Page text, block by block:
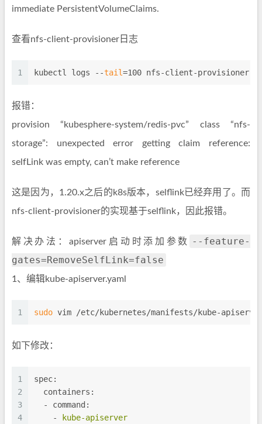
immediate PersistentVolumeClaims.
查看nfs-client-provisioner日志
1 kubectl logs --tail=100 nfs-client-provisioner-
报错：
provision “kubesphere-system/redis-pvc” class “nfs-
storage”: unexpected error getting claim reference:
selfLink was empty, can’t make reference
这是因为，1.20.x之后的k8s版本，selflink已经弃用了。而
nfs-client-provisioner的实现基于selflink，因此报错。
解决办法：apiserver启动时添加参数
--feature-
gates=RemoveSelfLink=false
1、编辑kube-apiserver.yaml
1 sudo vim /etc/kubernetes/manifests/kube-
如下修改：
1
2
3
4
spec:
containers:
-
command:
-
kube-apiserver